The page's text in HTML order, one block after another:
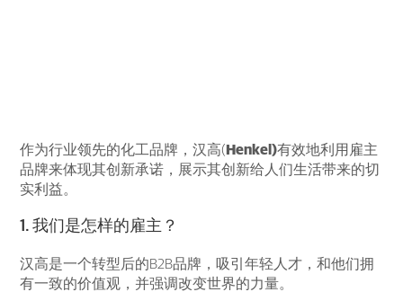
作为行业领先的化工品牌，汉高( Henkel)有效地利用雇主
品牌来体现其创新承诺，展示其创新给人们生活带来的切
实利益。
1. 我们是怎样的雇主？
汉高是一个转型后的B2B品牌，吸引年轻人才，和他们拥
有一致的价值观，并强调改变世界的力量。